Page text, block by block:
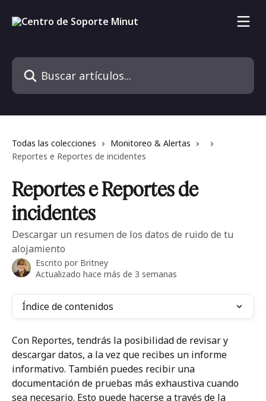
Buscar artículos...
Todas las colecciones
Monitoreo & Alertas
Reportes e Reportes de incidentes
Reportes e Reportes de
incidentes
Descargar un resumen de los datos de ruido de tu
alojamiento
Escrito por Britney
Actualizado hace más de 3 semanas
Índice de contenidos
Con Reportes, tendrás la posibilidad de revisar y
descargar datos, a la vez que recibes un informe
informativo. También puedes recibir una
documentación de pruebas más exhaustiva cuando
sea necesario. Esto puede hacerse a través de la